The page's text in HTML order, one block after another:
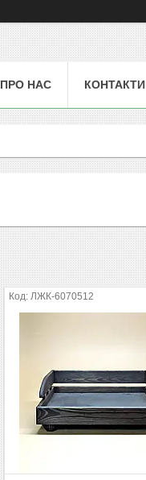
ПРО НАС КОНТАКТИ
ЛЖК-6070512